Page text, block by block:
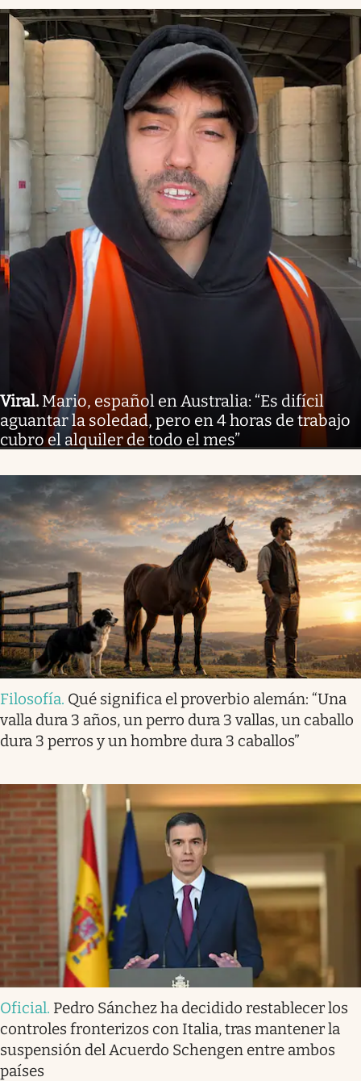
Viral. Mario, español en Australia: “Es difícil
aguantar la soledad, pero en 4 horas de trabajo
cubro el alquiler de todo el mes”
Filosofía. Qué significa el proverbio alemán: “Una
valla dura 3 años, un perro dura 3 vallas, un caballo
dura 3 perros y un hombre dura 3 caballos”
Oficial. Pedro Sánchez ha decidido restablecer los
controles fronterizos con Italia, tras mantener la
suspensión del Acuerdo Schengen entre ambos
países